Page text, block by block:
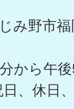
み野市
から午
日、休日